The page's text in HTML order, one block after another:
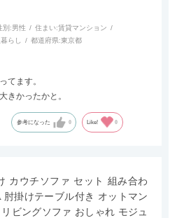
別:男性 住まい:賃貸マンション
らし 都道府県:東京都
てます。
きかったかと。
参考になった 0 Like! 0
カウチソファ セット 組み合わ
肘掛けテーブル付き オットマン
ビングソファ おしゃれ モジュ